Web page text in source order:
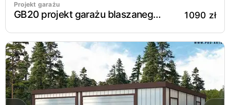
Projekt garażu
GB20 projekt garażu blaszanego dwustanowiskowego 1090 zł